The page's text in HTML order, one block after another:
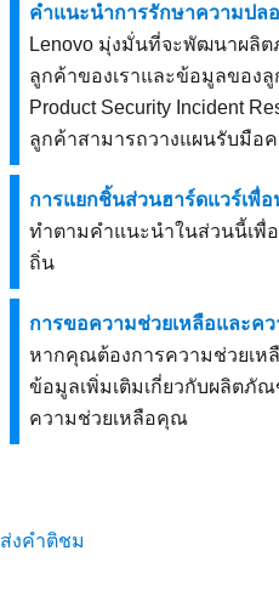
คำแนะนำการรักษาความปล
Lenovo มุ่งมั่นที่จะพัฒนาผลิ
ลูกค้าของเราและข้อมูลของลู
Product Security Incident
ลูกค้าสามารถวางแผนรับมือ
การแยกชิ้นส่วนฮาร์ดแวร์เพื่อ
ทำตามคำแนะนำในส่วนนี้เพื่
ถิ่น
การขอความช่วยเหลือและค
หากคุณต้องการความช่วยเห
ข้อมูลเพิ่มเติมเกี่ยวกับผลิตภั
ความช่วยเหลือคุณ
ส่งคำติชม